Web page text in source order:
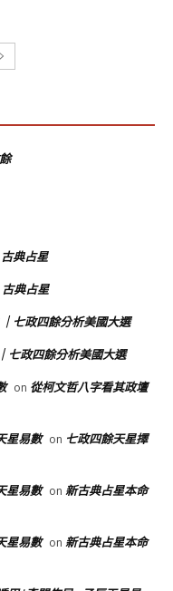
典占星
典占星
七政四餘分析美國大選
七政四餘分析美國大選
on 從柯文哲八字看其政壇
星易數 on 七政四餘天星擇
星易數 on 新古典占星本命
星易數 on 新古典占星本命